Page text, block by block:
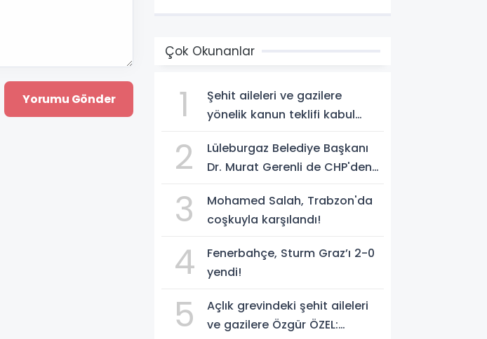
Çok Okunanlar
1
Şehit aileleri ve gazilere
yönelik kanun teklifi kabul
2
Lüleburgaz Belediye Başkanı
Dr. Murat Gerenli de CHP'den
3
Mohamed Salah, Trabzon'da
coşkuyla karşılandı!
4
Fenerbahçe, Sturm Graz’ı 2-0
yendi!
5
Açlık grevindeki şehit aileleri
ve gazilere Özgür ÖZEL: